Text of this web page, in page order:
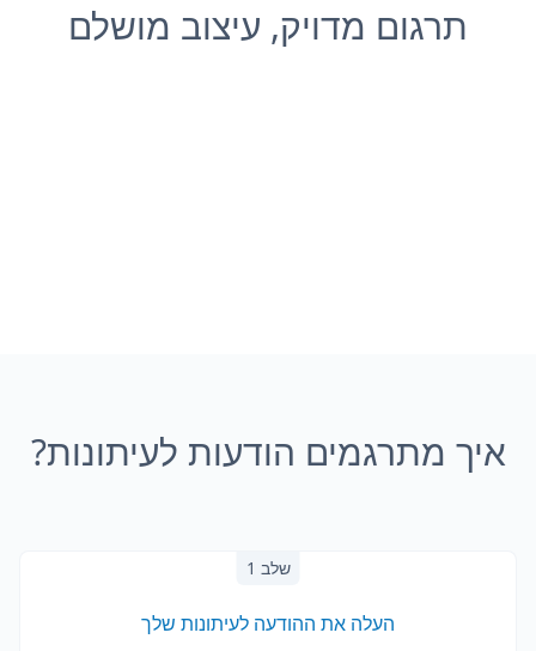
תרגום מדויק, עיצוב מושלם
איך מתרגמים הודעות לעיתונות?
שלב 1
העלה את ההודעה לעיתונות שלך